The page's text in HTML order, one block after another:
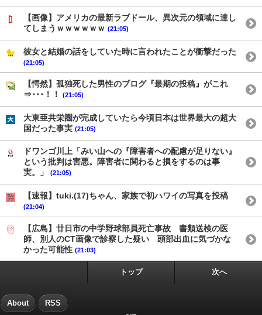
【画像】アメリカの最新ラブドール、異次元の領域に達し
てしまうｗｗｗｗｗｗ (21:05)
彼女と結婚の話をしていた時に言われたことが衝撃だった
(21:05)
【愕然】孤独死した男性のブログ『最期の投稿』がこれ
⇒･･･！！
(21:05)
大東亜共栄圏が完成していたら今頃日本は世界最大の超大
国だった事実 (21:05)
ドワンゴ川上「みい山への『障害者への配慮が足りない』
という批判は害悪。障害者に関わると損をするのは事
実。」
(21:05)
【速報】tuki.(17)ちゃん、家族で初ハワイの写真を投稿
(21:04)
【広島】廿日市の中学野球部員死亡事故 書類送検の医
師、別人のCT画像で診察した疑い 頭部出血に気づかな
かった可能性 (21:03)
トップ 次へ
About RSS